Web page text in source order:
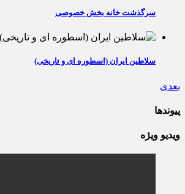
سرگذشت خانه بخش خصوصی
سلاطین ایران (اسطوره ای و تاریخی)
بعدی
پیوندها
ویدیو ویژه